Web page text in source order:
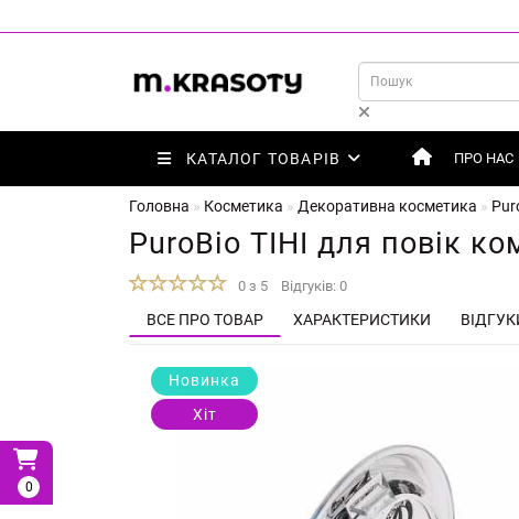
0
КАТАЛОГ ТОВАРІВ ПРО НАС
Головна Косметика Декоративна косметика
PuroBio ТІНІ для повік
0 з 5 Відгуків: 0
ВСЕ ПРО ТОВАР ХАРАКТЕРИСТИКИ
Новинка
Хіт